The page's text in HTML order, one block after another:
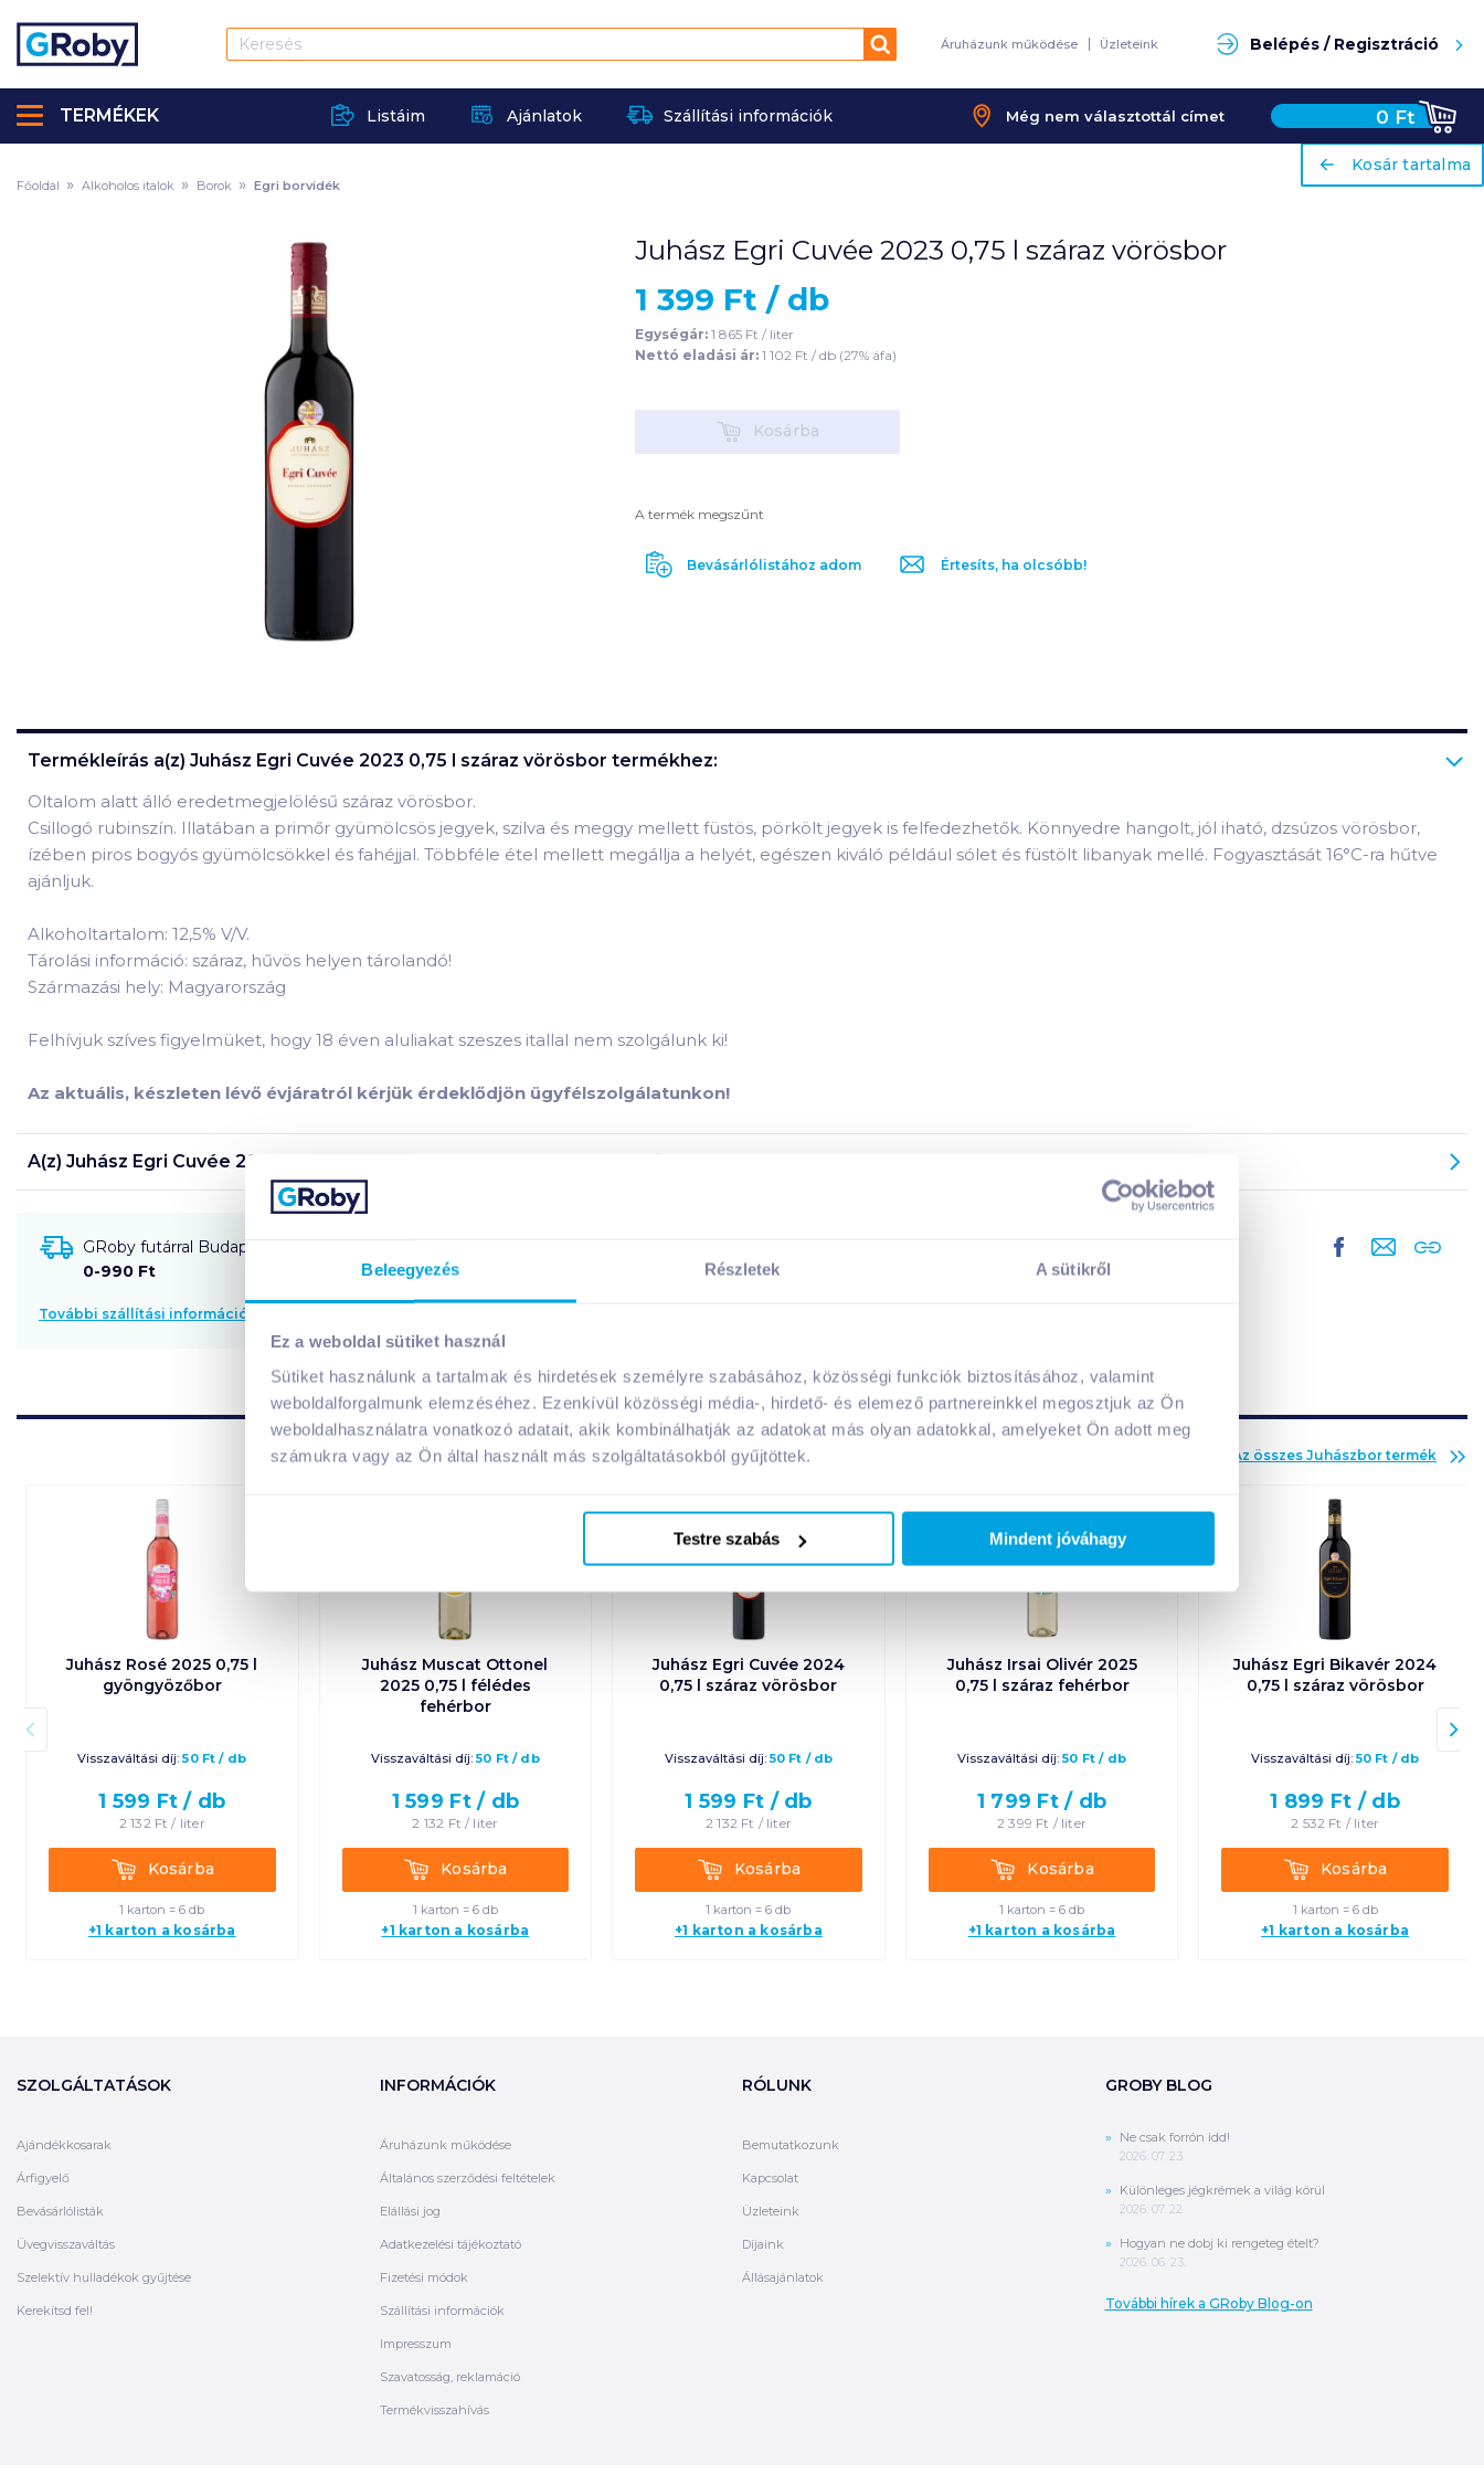
Beleegyezés Részletek A sütikről
Ez a weboldal sütiket használ
Sütiket használunk a tartalmak és hirdetések személyre szabásához, közösségi funkciók biztosításához, valamint
weboldalforgalmunk elemzéséhez. Ezenkívül közösségi média-, hirdető- és elemező partnereinkkel megosztjuk az Ön
weboldalhasználatra vonatkozó adatait, akik kombinálhatják az adatokat más olyan adatokkal, amelyeket Ön adott meg
számukra vagy az Ön által használt más szolgáltatásokból gyűjtöttek.
Testre szabás Mindent jóváhagy
Keresés Áruházunk működése Üzleteink Belépés / Regisztráció
Listáim Ajánlatok Szállítási információk Még nem választottál címet 0 Ft
TERMÉKEK
ariaLabel
Kosár tartalma
Adj hozzá termékeket!
Főoldal Alkoholos italok Borok Egri borvidék
Juhász Egri Cuvée 2023 0,75 l száraz vörösbor
1 399 Ft / db
Egységár: 1 865 Ft / liter
Nettó eladási ár: 1 102 Ft / db (27% áfa)
KosárbaKosárba
A termék megszűnt
Bevásárlólistához adom Értesíts, ha olcsóbb!
Termékleírás a(z) Juhász Egri Cuvée 2023 0,75 l száraz vörösbor termékhez:
Oltalom alatt álló eredetmegjelölésű száraz vörösbor.
Csillogó rubinszín. Illatában a primőr gyümölcsös jegyek, szilva és meggy mellett füstös, pörkölt jegyek is felfedezhetők. Könnyedre hangolt, jól iható, dzsúzos vörösbor,
ízében piros bogyós gyümölcsökkel és fahéjjal. Többféle étel mellett megállja a helyét, egészen kiváló például sólet és füstölt libanyak mellé. Fogyasztását 16°C-ra hűtve
ajánljuk.
Alkoholtartalom: 12,5% V/V.
Tárolási információ: száraz, hűvös helyen tárolandó!
Származási hely: Magyarország
Felhívjuk szíves figyelmüket, hogy 18 éven aluliakat szeszes itallal nem szolgálunk ki!
Az aktuális, készleten lévő évjáratról kérjük érdeklődjön ügyfélszolgálatunkon!
A(z) Juhász Egri Cuvée 2023 0,75 l száraz vörösbor termék összetevői:
GRoby futárral Budapestre és környékére szállítható
0-990 Ft
További szállítási információk
Az összes Juhászbor termék
Juhász Rosé 2025 0,75 l
gyöngyözőbor
Visszaváltási díj: 50Ft / db
1 599 Ft / db
2 132 Ft / liter
KosárbaKosárba
1 karton = 6 db
+1 karton a kosárba
Juhász Muscat Ottonel
2025 0,75 l félédes
fehérbor
Visszaváltási díj: 50 Ft/ db
1 599 Ft / db
2 132 Ft / liter
KosárbaKosárba
1 karton = 6 db
+1 karton a kosárba
Juhász Egri Cuvée 2024
0,75 l száraz vörösbor
Visszaváltási díj: 50Ft / db
1 599 Ft / db
2 132 Ft / liter
KosárbaKosárba
1 karton = 6 db
+1 karton a kosárba
Juhász Irsai Olivér 2025
0,75 l száraz fehérbor
Visszaváltási díj: 50 Ft / db
1 799 Ft / db
2 399 Ft / liter
KosárbaKosárba
1 karton = 6 db
+1 karton a kosárba
Juhász Egri Bikavér 2024
0,75 l száraz vörösbor
Visszaváltási díj: 50 Ft / db
1 899 Ft / db
2 532 Ft / liter
KosárbaKosárba
1 karton = 6 db
+1 karton a kosárba
SZOLGÁLTATÁSOK
Ajándékkosarak
Árfigyelő
Bevásárlólisták
Üvegvisszaváltás
Szelektív hulladékok gyűjtése
Kerekítsd fel!
INFORMÁCIÓK
Áruházunk működése
Általános szerződési feltételek
Elállási jog
Adatkezelési tájékoztató
Fizetési módok
Szállítási információk
Impresszum
Szavatosság, reklamáció
Termékvisszahívás
RÓLUNK
Bemutatkozunk
Kapcsolat
Üzleteink
Díjaink
Állásajánlatok
GROBY BLOG
Ne csak forrón idd!
2026. 07. 23.
Különleges jégkrémek a világ körül
2026. 07. 22.
Hogyan ne dobj ki rengeteg ételt?
2026. 06. 23.
További hírek a GRoby Blog-on